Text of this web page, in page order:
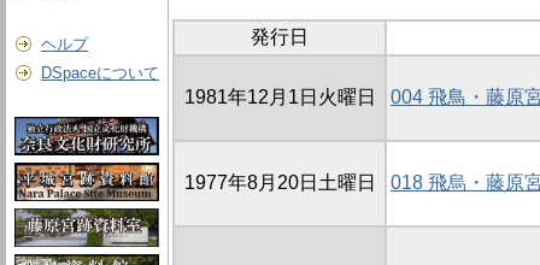
ヘルプ
DSpaceについて
発行日
1981年12月1日火曜日 004 飛鳥・藤原
1977年8月20日土曜日 018 飛烏・藤原